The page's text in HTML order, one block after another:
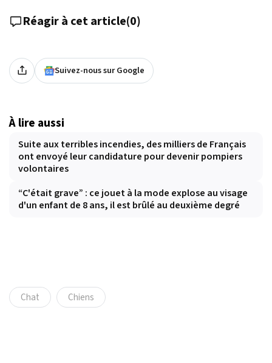
Réagir à cet article(0)
Suivez-nous sur Google
À lire aussi
Suite aux terribles incendies, des milliers de Français
ont envoyé leur candidature pour devenir pompiers
volontaires
“C'était grave” : ce jouet à la mode explose au visage
d'un enfant de 8 ans, il est brûlé au deuxième degré
Chat Chiens